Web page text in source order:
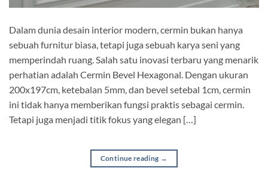
Dalam dunia desain interior modern, cermin bukan hanya
sebuah furnitur biasa, tetapi juga sebuah karya seni yang
memperindah ruang. Salah satu inovasi terbaru yang menarik
perhatian adalah Cermin Bevel Hexagonal. Dengan ukuran
200x197cm, ketebalan 5mm, dan bevel setebal 1cm, cermin
ini tidak hanya memberikan fungsi praktis sebagai cermin.
Tetapi juga menjadi titik fokus yang elegan […]
Continue reading →